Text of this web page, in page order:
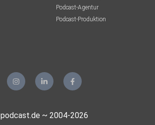
Podcast-Agentur
Podcast-Produktion
podcast.de ~ 2004-2026